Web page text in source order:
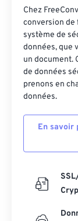
Chez
conversion de
système de
données, que
un document.
de données
prenons en
données.
En savoir